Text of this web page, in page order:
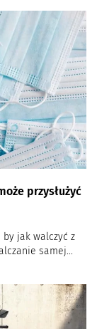
przysłużyć
by jak walczyć z
samej...